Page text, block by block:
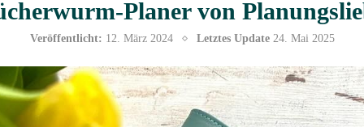
Planer von
Veröffentlicht: 12. März 2024 Letztes Update 24. Mai 2025